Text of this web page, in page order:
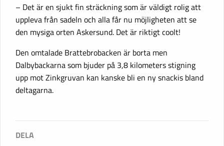
– Det är en sjukt fin sträckning som är väldigt rolig att
uppleva från sadeln och alla får nu möjligheten att se
den mysiga orten Askersund. Det är riktigt coolt!
Den omtalade Brattebrobacken är borta men
Dalbybackarna som bjuder på 3,8 kilometers stigning
upp mot Zinkgruvan kan kanske bli en ny snackis bland
deltagarna.